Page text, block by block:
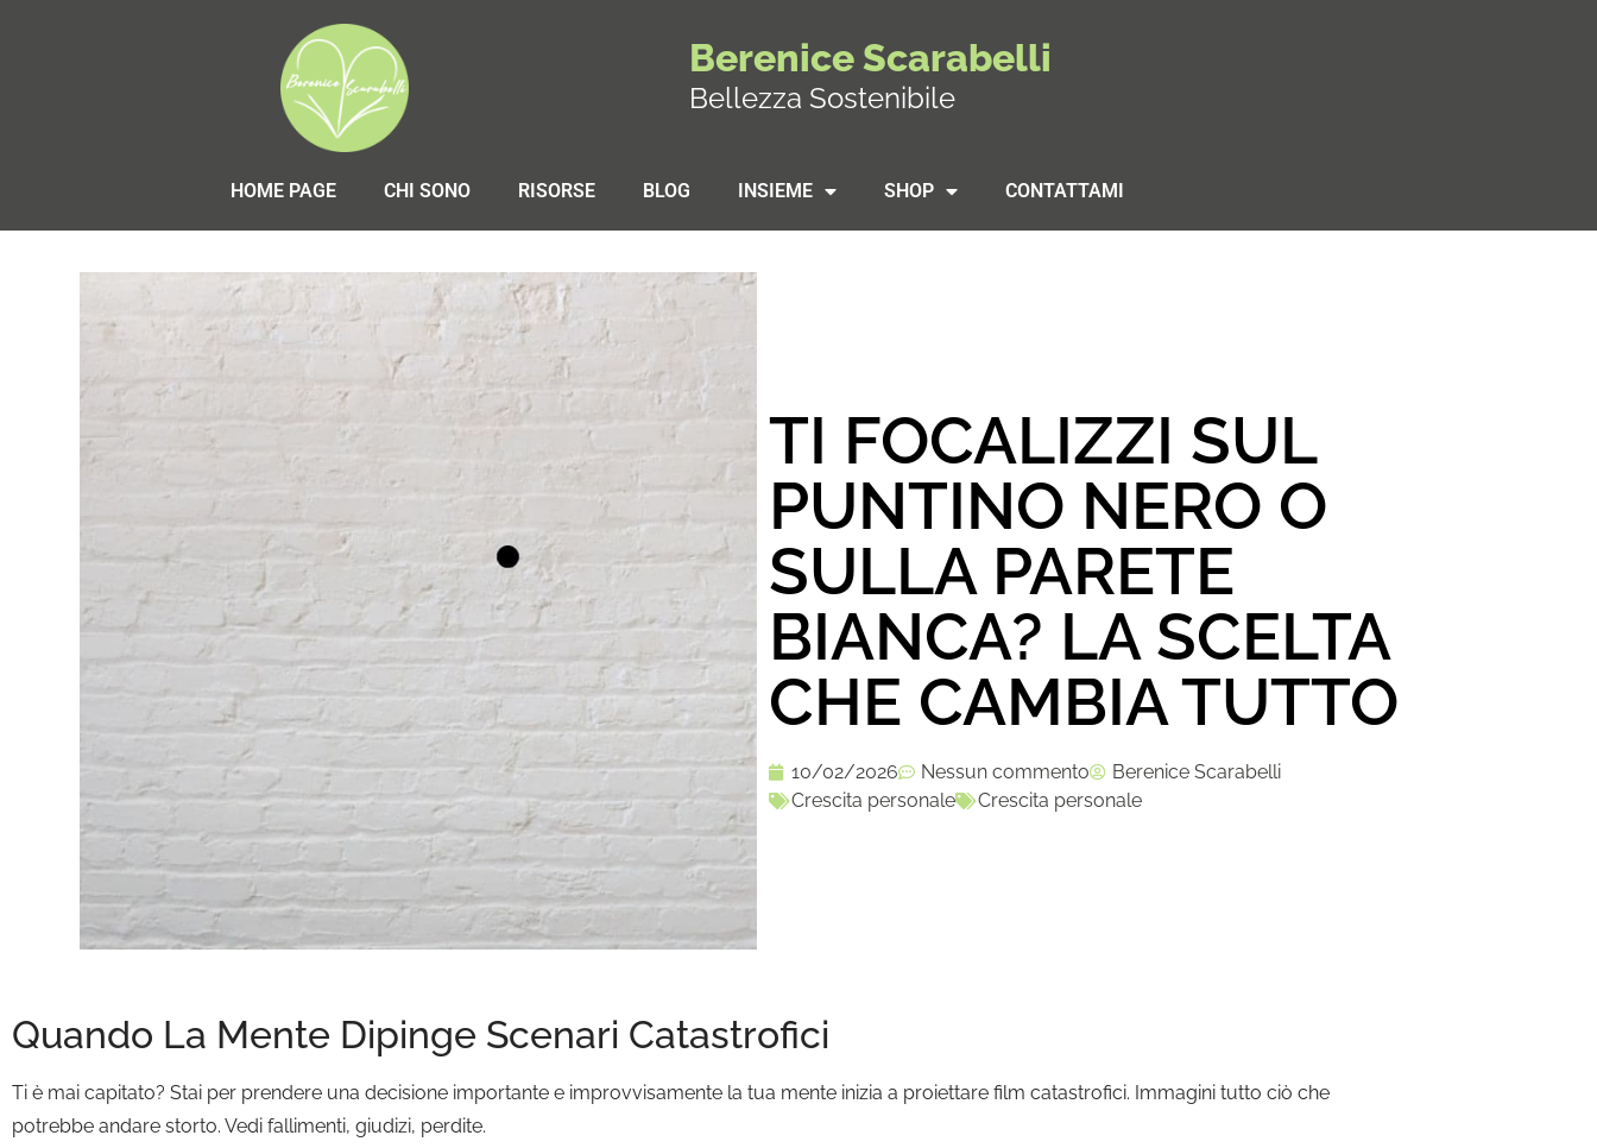
Berenice Scarabelli
Bellezza Sostenibile
HOME PAGE CHI SONO RISORSE BLOG INSIEME SHOP CONTATTAMI
TI FOCALIZZI SUL
PUNTINO NERO O
SULLA PARETE
BIANCA? LA SCELTA
CHE CAMBIA TUTTO
10/02/2026 Nessun commento
Berenice Scarabelli
Crescita personale
Crescita personale
Quando La Mente Dipinge Scenari Catastrofici
Ti è mai capitato? Stai per prendere una decisione importante e improvvisamente la tua mente inizia a proiettare film catastrofici. Immagini tutto ciò che
potrebbe andare storto. Vedi fallimenti, giudizi, perdite.